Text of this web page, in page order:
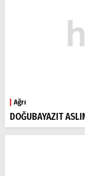
Ağrı
DOĞUBAYAZIT